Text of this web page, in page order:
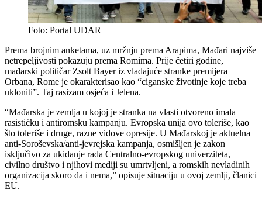
Foto: Portal UDAR
Prema brojnim anketama, uz mržnju prema Arapima, Mađari najviše
netrepeljivosti pokazuju prema Romima. Prije četiri godine,
mađarski političar Zsolt Bayer iz vladajuće stranke premijera
Orbana, Rome je okarakterisao kao “ciganske životinje koje treba
ukloniti”. Taj rasizam osjeća i Jelena.
“Mađarska je zemlja u kojoj je stranka na vlasti otvoreno imala
rasističku i antiromsku kampanju. Evropska unija ovo toleriše, kao
što toleriše i druge, razne vidove opresije. U Mađarskoj je aktuelna
anti-Soroševska/anti-jevrejska kampanja, osmišljen je zakon
isključivo za ukidanje rada Centralno-evropskog univerziteta,
civilno društvo i njihovi mediji su umrtvljeni, a romskih nevladinih
organizacija skoro da i nema,” opisuje situaciju u ovoj zemlji, članici
EU.